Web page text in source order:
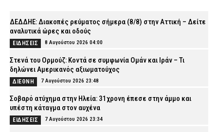
ΔΕΔΔΗΕ: Διακοπές ρεύματος σήμερα (8/8) στην Αττική – Δείτε
αναλυτικά ώρες και οδούς
ΕΙΔΗΣΕΙΣ 8 Αυγούστου 2026 04:00
Στενά του Ορμούζ: Κοντά σε συμφωνία Ομάν και Ιράν – Τι
δηλώνει Αμερικανός αξιωματούχος
ΔΙΕΘΝΗ 7 Αυγούστου 2026 23:48
Σοβαρό ατύχημα στην Ηλεία: 31χρονη έπεσε στην άμμο και
υπέστη κάταγμα στον αυχένα
ΕΙΔΗΣΕΙΣ 7 Αυγούστου 2026 23:34